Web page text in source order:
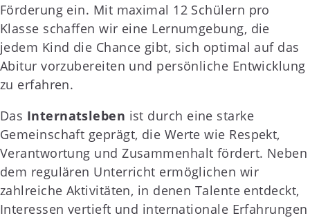
Förderung ein. Mit maximal 12 Schülern pro
Klasse schaffen wir eine Lernumgebung, die
jedem Kind die Chance gibt, sich optimal auf das
Abitur vorzubereiten und persönliche Entwicklung
zu erfahren.
Das Internatsleben ist durch eine starke
Gemeinschaft geprägt, die Werte wie Respekt,
Verantwortung und Zusammenhalt fördert. Neben
dem regulären Unterricht ermöglichen wir
zahlreiche Aktivitäten, in denen Talente entdeckt,
Interessen vertieft und internationale Erfahrungen